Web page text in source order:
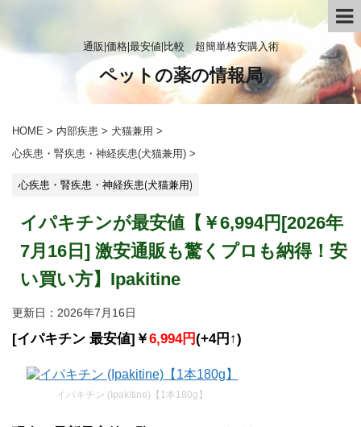
通販|価格|最安値|比較 超簡単格安購入術
ペットの薬の情報局
HOME > 内部疾患 > 犬猫兼用 >
心疾患・腎疾患・神経疾患(犬猫兼用) >
心疾患・腎疾患・神経疾患(犬猫兼用)
イパキチンが最安値【￥6,994円[2026年
7月16日] 激安通販も驚くプロも納得！安
い買い方】Ipakitine
更新日： 2026年7月16日
[イパキチン 最安値]￥6,994円(+4円↑)
イパキチン (Ipakitine)【1本180g】